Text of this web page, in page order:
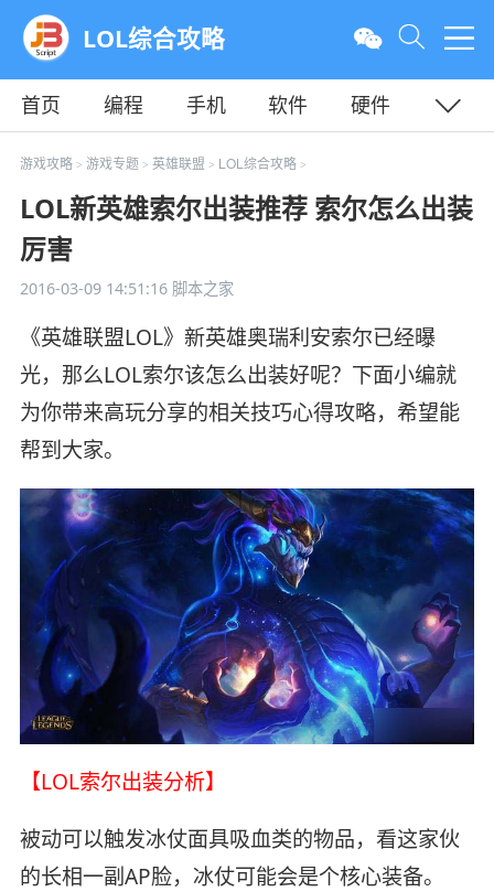
LOL综合攻略
首页 编程 手机 软件
硬件
教程
平面 服务器
游戏攻略> 游戏专题 > 英雄联盟 > LOL综合攻略>
LOL新英雄索尔出装推荐 索尔怎么出装
厉害
2016-03-09 14:51:16脚本之家
《英雄联盟LOL》新英雄奥瑞利安索尔已经曝
光，那么LOL索尔该怎么出装好呢？下面小编就
为你带来高玩分享的相关技巧心得攻略，希望能
帮到大家。
【LOL索尔出装分析】
被动可以触发冰仗面具吸血类的物品，看这家伙
的长相一副AP脸，冰仗可能会是个核心装备。